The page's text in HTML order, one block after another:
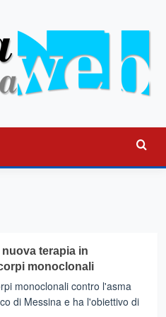
nuova terapia in
monoclonali
monoclonali contro l'asma
di Messina e ha l'obiettivo di